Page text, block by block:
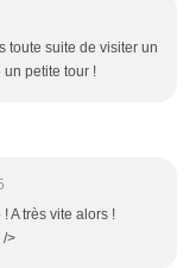
toute suite de visiter un
petite tour !
A très vite alors !
/>